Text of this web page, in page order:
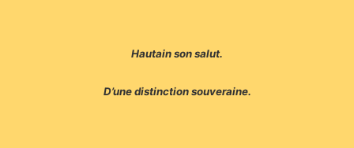
Hautain son salut.
D’une distinction souveraine.